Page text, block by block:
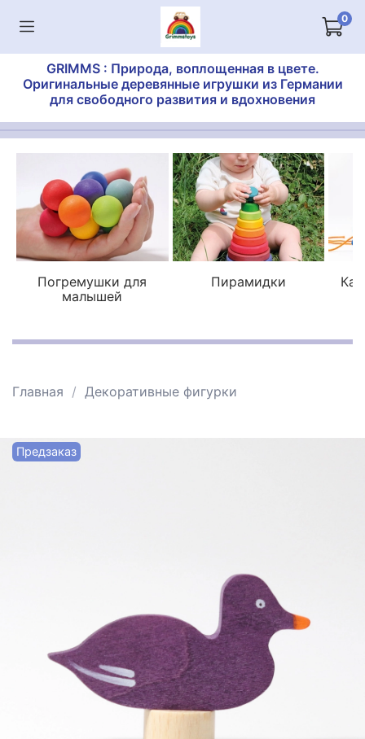
0
GRIMMS : Природа, воплощенная в цвете.
Оригинальные деревянные игрушки из Германии
для свободного развития и вдохновения
Погремушки для
малышей
Пирамидки
Главная Декоративные фигурки
Предзаказ